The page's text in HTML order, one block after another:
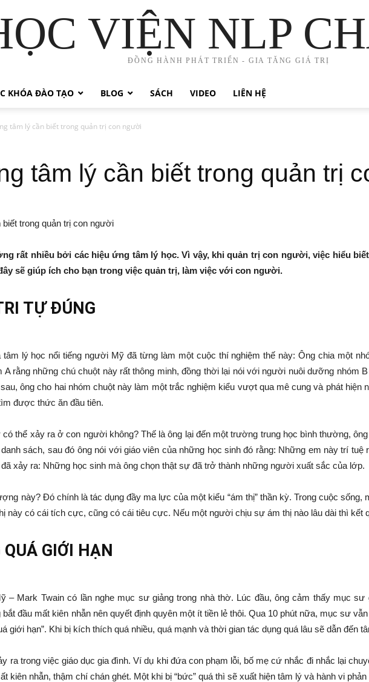
VIỆN NLP
ĐỒNG HÀNH PHÁT TRIỂN - GIA TĂNG GIÁ TRỊ
KHÓA ĐÀO TẠO BLOG SÁCH VIDEO LIÊN HỆ
tâm lý cần biết trong quản trị con người
tâm lý cần biết trong quản trị
rất nhiều bởi các hiệu ứng tâm lý học. Vì vậy, khi quản trị con người, việc hiểu
sẽ giúp ích cho bạn trong việc quản trị, làm việc với con người.
TỰ ĐÚNG
tâm lý học nổi tiếng người Mỹ đã từng làm một cuộc thí nghiệm thế này: Ông chia một
A rằng những chú chuột này rất thông minh, đồng thời lại nói với người nuôi dưỡng nhóm
ông cho hai nhóm chuột này làm một trắc nghiệm kiểu vượt qua mê cung và phát hiện
được thức ăn đầu tiên.
thể xảy ra ở con người không? Thế là ông lại đến một trường trung học bình thường,
sách, sau đó ông nói với giáo viên của những học sinh đó rằng: Những em này trí
xảy ra: Những học sinh mà ông chọn thật sự đã trở thành những người xuất sắc của lớp.
này? Đó chính là tác dụng đầy ma lực của một kiểu “ám thị” thần kỳ. Trong cuộc
này có cái tích cực, cũng có cái tiêu cực. Nếu một người chịu sự ám thị nào lâu dài thì kết
GIỚI HẠN
– Mark Twain có lần nghe mục sư giảng trong nhà thờ. Lúc đầu, ông cảm thấy mục sư
bắt đầu mất kiên nhẫn nên quyết định quyên một ít tiền lẻ thôi. Qua 10 phút nữa, mục sư
giới hạn”. Khi bị kích thích quá nhiều, quá mạnh và thời gian tác dụng quá lâu sẽ dẫn đến
ra trong việc giáo dục gia đình. Ví dụ khi đứa con phạm lỗi, bố mẹ cứ nhắc đi nhắc lại
kiên nhẫn, thậm chí chán ghét. Một khi bị “bức” quá thì sẽ xuất hiện tâm lý và hành vi